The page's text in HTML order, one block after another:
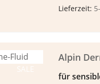
Lieferzeit:
SALE
Alpin
für